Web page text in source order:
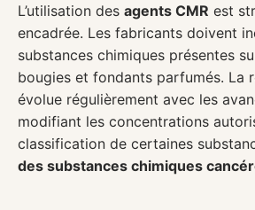
L’utilisation des agents CMR est
encadrée. Les fabricants doivent
substances chimiques présentes
bougies et fondants parfumés. La
évolue régulièrement avec les
modifiant les concentrations
classification de certaines
des substances chimiques